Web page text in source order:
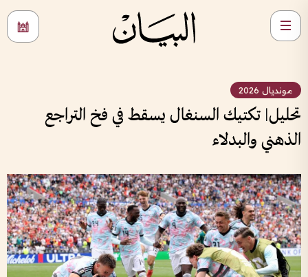
مونديال 2026
تحليل| تكتيك السنغال يسقط في فخ التراجع
الذهني والبدلاء